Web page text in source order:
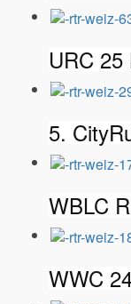
URC
5.
WBLC
WWC